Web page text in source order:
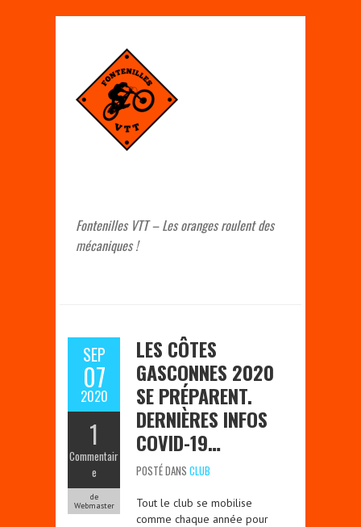
Fontenilles VTT – Les oranges roulent des
mécaniques !
SEP
07
2020
1
Commentair
e
de
Webmaster
LES CÔTES
GASCONNES 2020
SE PRÉPARENT.
DERNIÈRES INFOS
COVID-19…
POSTÉ DANS CLUB
Tout le club se mobilise
comme chaque année pour